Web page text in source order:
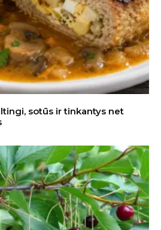
sotūs ir tinkantys net